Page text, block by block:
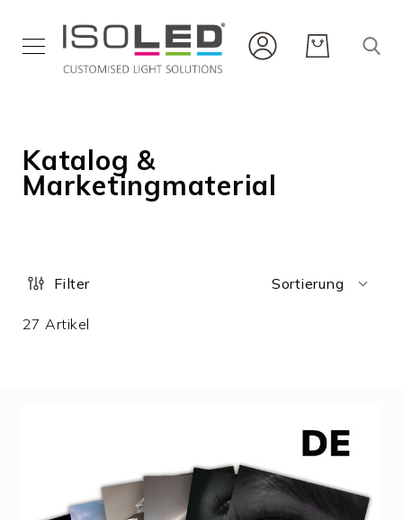
Flexbänder
und
Profile
Katalog &
Marketingmaterial
27 Artikel
Filter Sortierung